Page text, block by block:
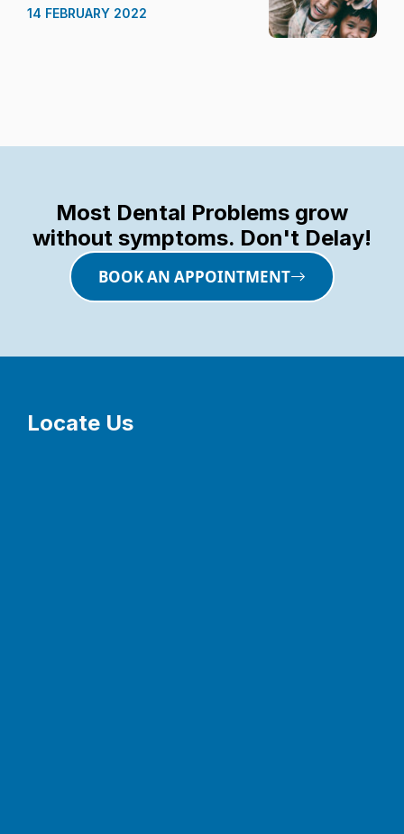
14 FEBRUARY 2022
Most Dental Problems grow
without symptoms. Don't Delay!
BOOK AN APPOINTMENT
Locate Us